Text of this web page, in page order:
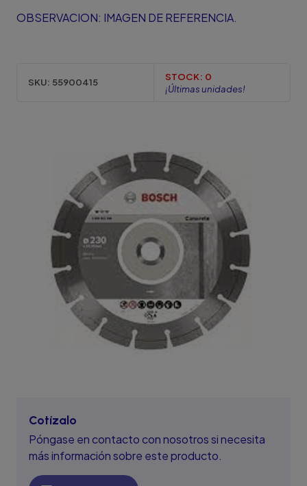
OBSERVACION: IMAGEN DE REFERENCIA.
SKU: 55900415 STOCK: 0
¡Últimas unidades!
Cotízalo
Póngase en contacto con nosotros si necesita
más información sobre este producto.